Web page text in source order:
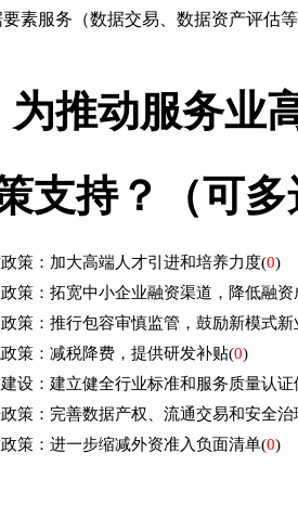
素服务（数据交易、数据资产评估
为推动服务业
支持？（可多
政策：加大高端人才引进和培养力度(0)
策：拓宽中小企业融资渠道，降低融资
策：推行包容审慎监管，鼓励新模式新
策：减税降费，提供研发补贴(0)
设：建立健全行业标准和服务质量认证
策：完善数据产权、流通交易和安全治
策：进一步缩减外资准入负面清单(0)